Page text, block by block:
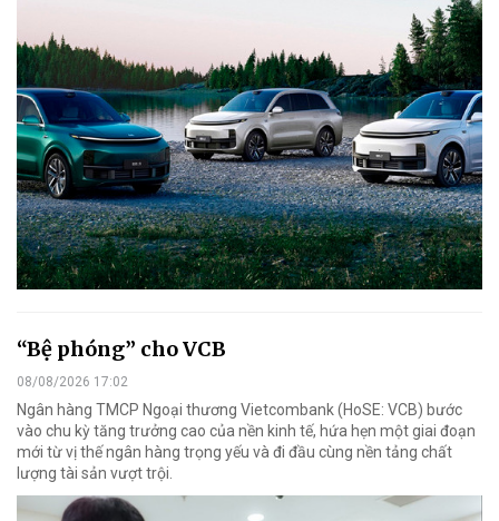
“Bệ phóng” cho VCB
08/08/2026 17:02
Ngân hàng TMCP Ngoại thương Vietcombank (HoSE: VCB) bước
vào chu kỳ tăng trưởng cao của nền kinh tế, hứa hẹn một giai đoạn
mới từ vị thế ngân hàng trọng yếu và đi đầu cùng nền tảng chất
lượng tài sản vượt trội.